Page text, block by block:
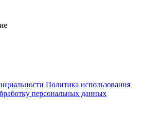
Политика использования
персональных данных